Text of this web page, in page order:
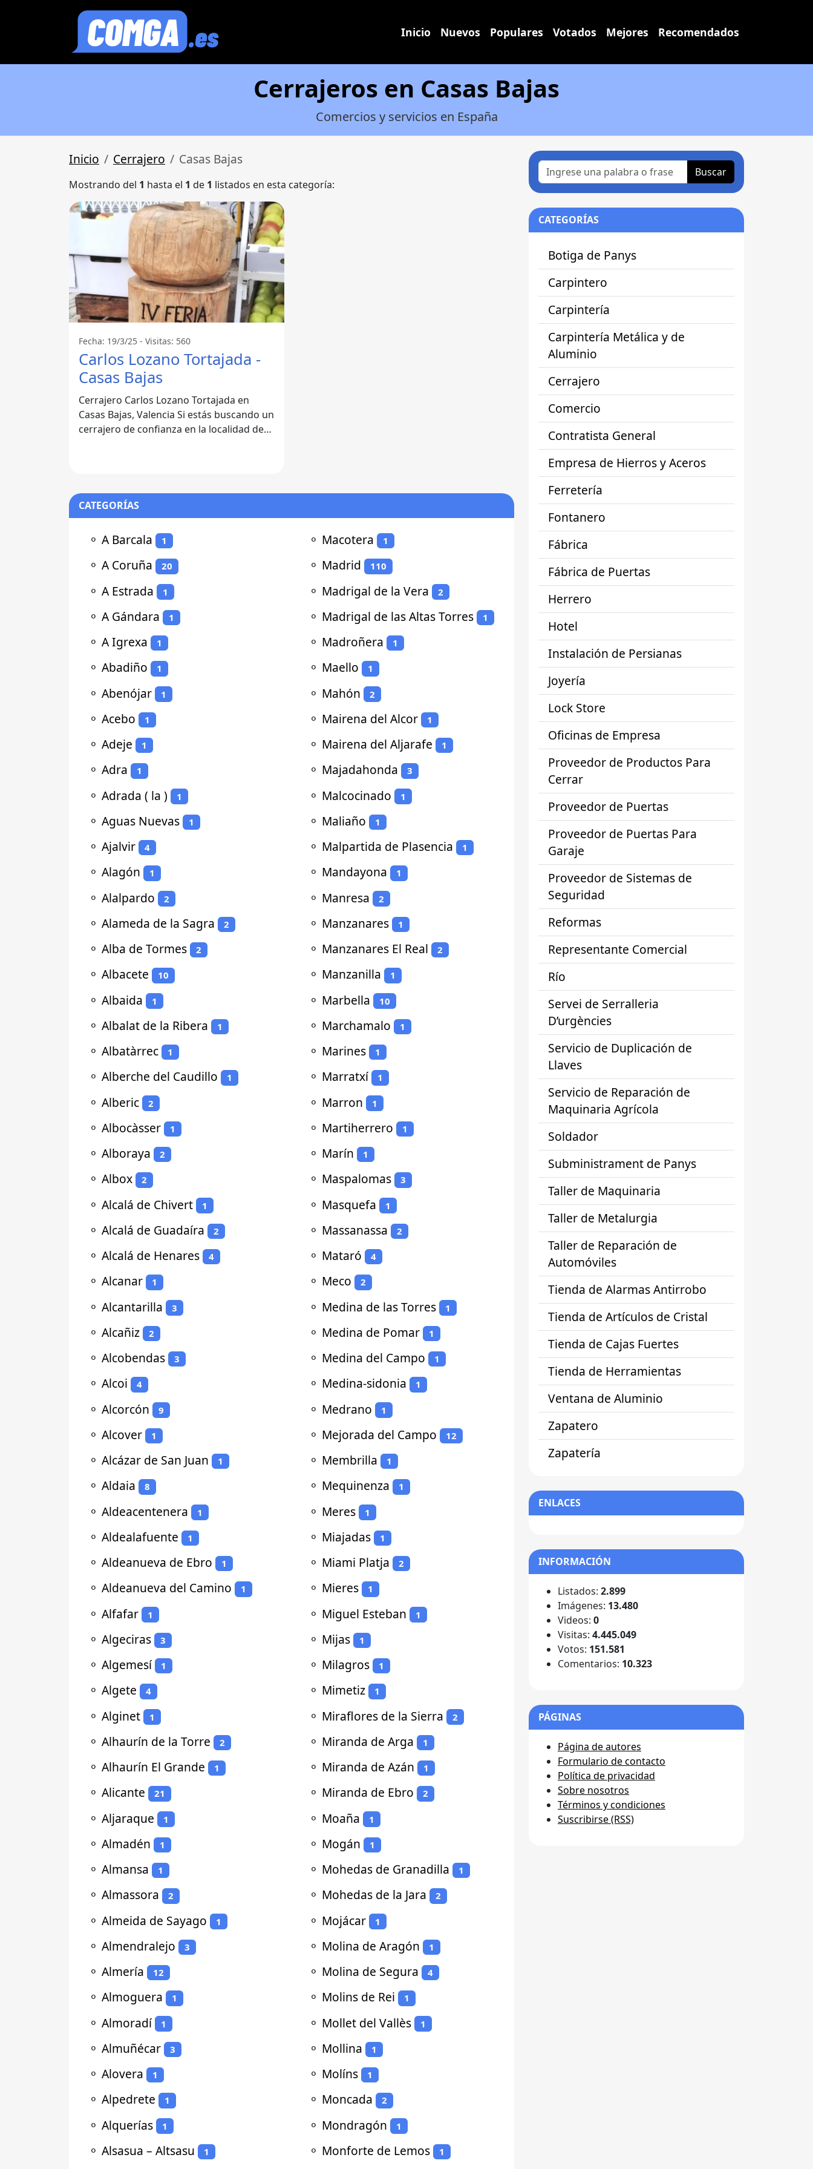
Inicio Nuevos Populares Votados Mejores Recomendados
Cerrajeros en Casas Bajas
Comercios y servicios en España
Inicio Cerrajero Casas Bajas
Mostrando del 1 hasta el 1 de 1 listados en esta categoría:
Fecha: 19/3/25 - Visitas: 560
Carlos Lozano Tortajada -
Casas Bajas
Cerrajero Carlos Lozano Tortajada en
Casas Bajas, Valencia Si estás buscando un
cerrajero de confianza en la localidad de
CATEGORÍAS
⚬ A Barcala 1
⚬ A Coruña 20
⚬ A Estrada 1
⚬ A Gándara 1
⚬ A Igrexa 1
⚬ Abadiño 1
⚬ Abenójar 1
⚬ Acebo 1
⚬ Adeje 1
⚬ Adra 1
⚬ Adrada ( la ) 1
⚬ Aguas Nuevas 1
⚬ Ajalvir 4
⚬ Alagón 1
⚬ Alalpardo 2
⚬ Alameda de la Sagra 2
⚬ Alba de Tormes 2
⚬ Albacete 10
⚬ Albaida 1
⚬ Albalat de la Ribera 1
⚬ Albatàrrec 1
⚬ Alberche del Caudillo 1
⚬ Alberic 2
⚬ Albocàsser 1
⚬ Alboraya 2
⚬ Albox 2
⚬ Alcalá de Chivert 1
⚬ Alcalá de Guadaíra 2
⚬ Alcalá de Henares 4
⚬ Alcanar 1
⚬ Alcantarilla 3
⚬ Alcañiz 2
⚬ Alcobendas 3
⚬ Alcoi 4
⚬ Alcorcón 9
⚬ Alcover 1
⚬ Alcázar de San Juan 1
⚬ Aldaia 8
⚬ Aldeacentenera 1
⚬ Aldealafuente 1
⚬ Aldeanueva de Ebro 1
⚬ Aldeanueva del Camino 1
⚬ Alfafar 1
⚬ Algeciras 3
⚬ Algemesí 1
⚬ Algete 4
⚬ Alginet 1
⚬ Alhaurín de la Torre 2
⚬ Alhaurín El Grande 1
⚬ Alicante 21
⚬ Aljaraque 1
⚬ Almadén 1
⚬ Almansa 1
⚬ Almassora 2
⚬ Almeida de Sayago 1
⚬ Almendralejo 3
⚬ Almería 12
⚬ Almoguera 1
⚬ Almoradí 1
⚬ Almuñécar 3
⚬ Alovera 1
⚬ Alpedrete 1
⚬ Alquerías 1
⚬ Alsasua – Altsasu 1
⚬ Macotera 1
⚬ Madrid 110
⚬ Madrigal de la Vera 2
⚬ Madrigal de las Altas Torres 1
⚬ Madroñera 1
⚬ Maello 1
⚬ Mahón 2
⚬ Mairena del Alcor 1
⚬ Mairena del Aljarafe 1
⚬ Majadahonda 3
⚬ Malcocinado 1
⚬ Maliaño 1
⚬ Malpartida de Plasencia 1
⚬ Mandayona 1
⚬ Manresa 2
⚬ Manzanares 1
⚬ Manzanares El Real 2
⚬ Manzanilla 1
⚬ Marbella 10
⚬ Marchamalo 1
⚬ Marines 1
⚬ Marratxí 1
⚬ Marron 1
⚬ Martiherrero 1
⚬ Marín 1
⚬ Maspalomas 3
⚬ Masquefa 1
⚬ Massanassa 2
⚬ Mataró 4
⚬ Meco 2
⚬ Medina de las Torres 1
⚬ Medina de Pomar 1
⚬ Medina del Campo 1
⚬ Medina-sidonia 1
⚬ Medrano 1
⚬ Mejorada del Campo 12
⚬ Membrilla 1
⚬ Mequinenza 1
⚬ Meres 1
⚬ Miajadas 1
⚬ Miami Platja 2
⚬ Mieres 1
⚬ Miguel Esteban 1
⚬ Mijas 1
⚬ Milagros 1
⚬ Mimetiz 1
⚬ Miraflores de la Sierra 2
⚬ Miranda de Arga 1
⚬ Miranda de Azán 1
⚬ Miranda de Ebro 2
⚬ Moaña 1
⚬ Mogán 1
⚬ Mohedas de Granadilla 1
⚬ Mohedas de la Jara 2
⚬ Mojácar 1
⚬ Molina de Aragón 1
⚬ Molina de Segura 4
⚬ Molins de Rei 1
⚬ Mollet del Vallès 1
⚬ Mollina 1
⚬ Molíns 1
⚬ Moncada 2
⚬ Mondragón 1
⚬ Monforte de Lemos 1
Buscar
CATEGORÍAS
Botiga de Panys
Carpintero
Carpintería
Carpintería Metálica y de
Aluminio
Cerrajero
Comercio
Contratista General
Empresa de Hierros y Aceros
Ferretería
Fontanero
Fábrica
Fábrica de Puertas
Herrero
Hotel
Instalación de Persianas
Joyería
Lock Store
Oficinas de Empresa
Proveedor de Productos Para
Cerrar
Proveedor de Puertas
Proveedor de Puertas Para
Garaje
Proveedor de Sistemas de
Seguridad
Reformas
Representante Comercial
Río
Servei de Serralleria
D’urgències
Servicio de Duplicación de
Llaves
Servicio de Reparación de
Maquinaria Agrícola
Soldador
Subministrament de Panys
Taller de Maquinaria
Taller de Metalurgia
Taller de Reparación de
Automóviles
Tienda de Alarmas Antirrobo
Tienda de Artículos de Cristal
Tienda de Cajas Fuertes
Tienda de Herramientas
Ventana de Aluminio
Zapatero
Zapatería
ENLACES
INFORMACIÓN
Listados: 2.899
Imágenes: 13.480
Videos: 0
Visitas: 4.445.049
Votos: 151.581
Comentarios: 10.323
PÁGINAS
Página de autores
Formulario de contacto
Política de privacidad
Sobre nosotros
Términos y condiciones
Suscribirse (RSS)